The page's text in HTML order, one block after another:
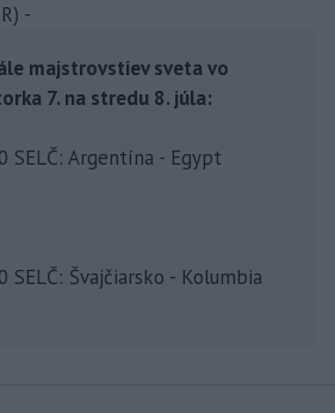
-
majstrovstiev sveta vo
7. na stredu 8. júla:
SELČ: Argentína - Egypt
SELČ: Švajčiarsko - Kolumbia